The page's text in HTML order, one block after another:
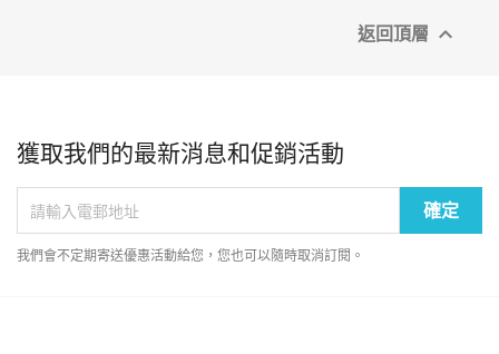
返回頂層 
獲取我們的最新消息和促銷活動
我們會不定期寄送優惠活動給您，您也可以隨時取消訂閱。